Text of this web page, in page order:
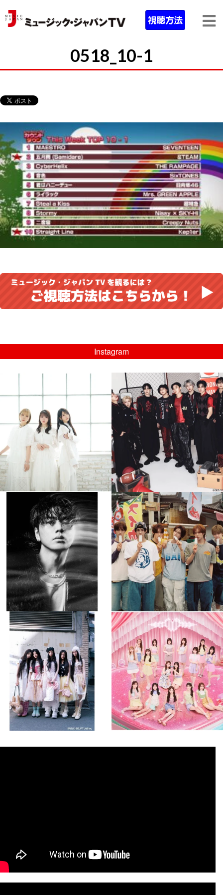
0518_10-1
Instagram
💡8/5(水)特番放送！
...
8月 4
4 0
musicjapantv
💡08/05(水)23:00特番放送！
...
8月 4
4 0
musicjapantv
💡8月特番放送決定！
...
8月 4
84 0
musicjapantv
💡8月特番放送決定！
...
8月 4
5 0
musicjapantv
💡8月特番放送決定！
8月 4
1 0
musicjapantv
💡8月特番放送決定！
...
8月 4
1 0